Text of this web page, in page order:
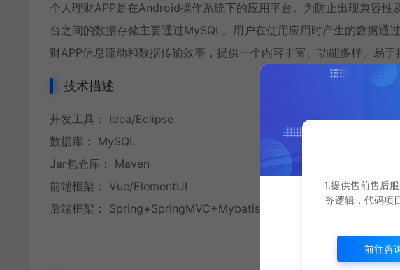
个人理财APP是在Android操作系统下的应用平台。为防止出现兼容
台之间的数据存储主要通过MySQL。用户在使用应用时产生的数据通
财APP信息流动和数据传输效率，提供一个内容丰富、功能多样、易于
技术描述
开发工具： Idea/Eclipse
数据库： MySQL
Jar包仓库： Maven
前端框架： Vue/ElementUI
后端框架： Spring+SpringMVC+Mybatis+SpringBoot
1.提供售前售后
务逻辑，代码项
前往咨